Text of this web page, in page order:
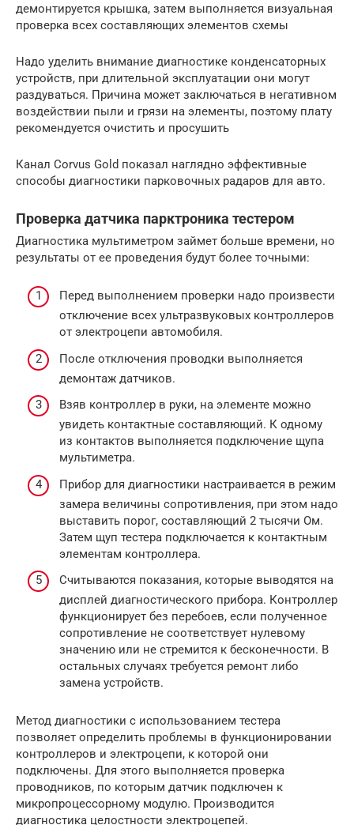
демонтируется крышка, затем выполняется визуальная
проверка всех составляющих элементов схемы
Надо уделить внимание диагностике конденсаторных
устройств, при длительной эксплуатации они могут
раздуваться. Причина может заключаться в негативном
воздействии пыли и грязи на элементы, поэтому плату
рекомендуется очистить и просушить
Канал Corvus Gold показал наглядно эффективные
способы диагностики парковочных радаров для авто.
Проверка датчика парктроника тестером
Диагностика мультиметром займет больше времени, но
результаты от ее проведения будут более точными:
Перед выполнением проверки надо произвести
отключение всех ультразвуковых контроллеров
от электроцепи автомобиля.
После отключения проводки выполняется
демонтаж датчиков.
Взяв контроллер в руки, на элементе можно
увидеть контактные составляющий. К одному
из контактов выполняется подключение щупа
мультиметра.
Прибор для диагностики настраивается в режим
замера величины сопротивления, при этом надо
выставить порог, составляющий 2 тысячи Ом.
Затем щуп тестера подключается к контактным
элементам контроллера.
Считываются показания, которые выводятся на
дисплей диагностического прибора. Контроллер
функционирует без перебоев, если полученное
сопротивление не соответствует нулевому
значению или не стремится к бесконечности. В
остальных случаях требуется ремонт либо
замена устройств.
Метод диагностики с использованием тестера
позволяет определить проблемы в функционировании
контроллеров и электроцепи, к которой они
подключены. Для этого выполняется проверка
проводников, по которым датчик подключен к
микропроцессорному модулю. Производится
диагностика целостности электроцепей.